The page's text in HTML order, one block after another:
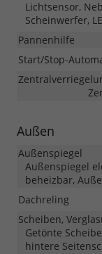
Lichtsensor,
Scheinwerfer,
Pannenhilfe
Start/Stop-
Außen
Außenspiegel
Außenspiegel
beheizbar,
Dachreling
Scheiben,
Getönte
hintere